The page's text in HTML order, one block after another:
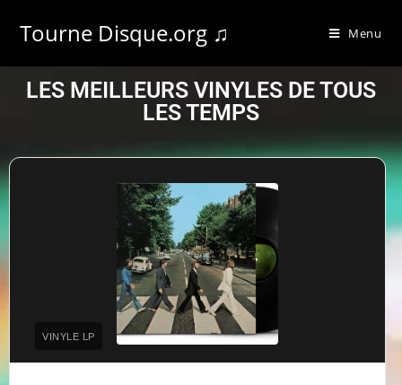
Tourne Disque.org ♫ Menu
LES MEILLEURS VINYLES DE TOUS
LES TEMPS
VINYLE LP